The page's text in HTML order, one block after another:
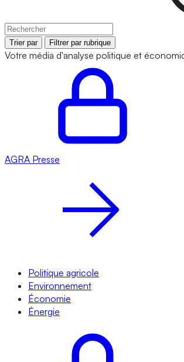
Trier par Filtrer par rubrique
Votre média d'analyse politique et
AGRA Presse
Politique agricole
Environnement
Économie
Énergie